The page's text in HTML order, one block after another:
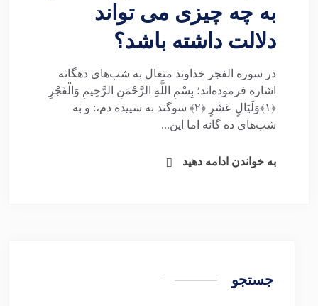
به چه چیزی می تواند
دلالت داشته باشد؟
در سوره الفجر خداوند متعال به شب‌های دهگانه
اشاره فرموده‌اند؛ بِسْمِ اللَّهِ الرَّحْمَنِ الرَّحِیمِ وَالْفَجْرِ
﴿۱﴾وَلَیَالٍ عَشْرٍ ﴿۲﴾ سوگند به سپیده دم،: و به
شب‌های ده گانه اما این...
به خواندن ادامه دهید
جستجو